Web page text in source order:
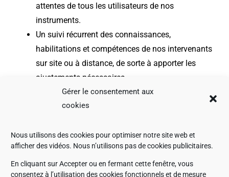
Gérer le consentement aux
cookies
Nous utilisons des cookies pour optimiser notre site web et
afficher des vidéos. Nous n’utilisons pas de cookies publicitaires.
En cliquant sur Accepter ou en fermant cette fenêtre, vous
consentez à l’utilisation des cookies fonctionnels et de mesure
attentes de tous les utilisateurs de nos
instruments.
Un suivi récurrent des connaissances,
habilitations et compétences de nos intervenants
sur site ou à distance, de sorte à apporter les
ajustements nécessaires.
Une analyse des retours d’expérience de chaque
ingénieur, indispensable pour identifier les
moyens à adapter en conséquence.
Une politique de recrutement axée sur
l’implication de femmes et d’hommes de grande